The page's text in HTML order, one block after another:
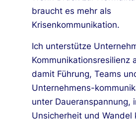
braucht es mehr als
Krisenkommunikation.
Ich unterstütze
Kommunikationsresilienz
damit Führung, Teams
Unternehmens-
unter Daueranspannung,
Unsicherheit und Wandel